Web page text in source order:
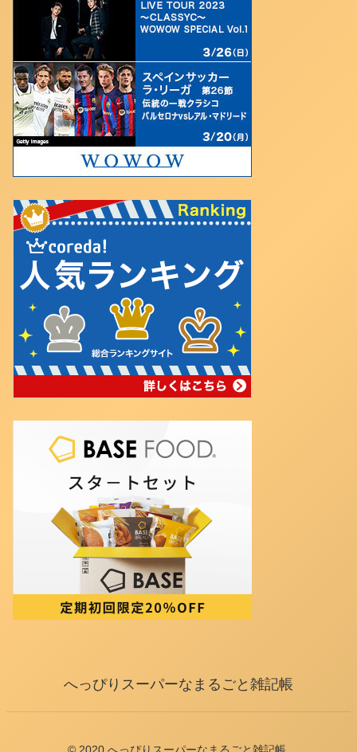
へっぴりスーパーなまるごと雑記帳